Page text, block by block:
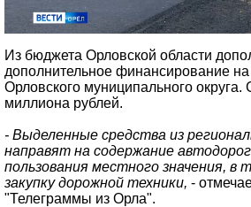
Из бюджета Орловской области
дополнительное финансирование
Орловского муниципального
миллиона рублей.
- Выделенные средства из
направят на содержание
пользования местного значения, в
закупку дорожной техники, -
"Телеграммы из Орла".